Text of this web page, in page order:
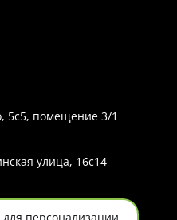
5с5, помещение 3/1
улица, 16с14